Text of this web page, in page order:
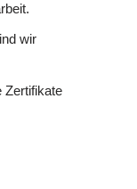
wir
Zertifikate